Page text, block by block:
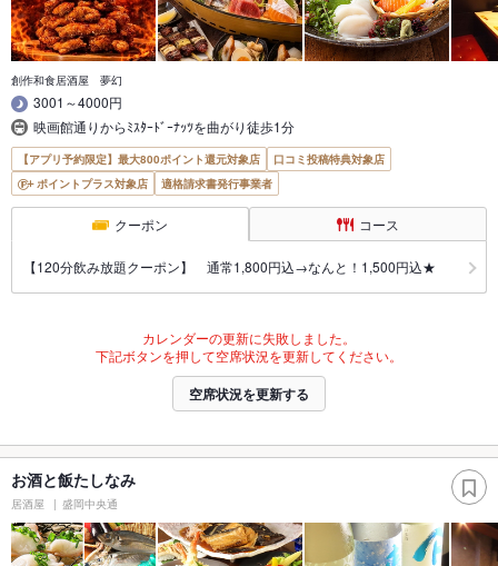
創作和食居酒屋 夢幻
3001～4000円
映画館通りからﾐｽﾀｰﾄﾞｰﾅｯﾂを曲がり徒歩1分
【アプリ予約限定】最大800ポイント還元対象店
口コミ投稿特典対象店
ポイントプラス対象店
適格請求書発行事業者
クーポン コース
【120分飲み放題クーポン】 通常1,800円込→なんと！1,500円込★
カレンダーの更新に失敗しました。
下記ボタンを押して空席状況を更新してください。
空席状況を更新する
お酒と飯たしなみ
居酒屋 盛岡中央通